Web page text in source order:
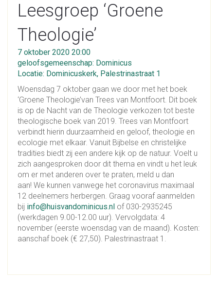
Leesgroep ‘Groene
Theologie’
7 oktober 2020 20:00
geloofsgemeenschap: Dominicus
Locatie: Dominicuskerk, Palestrinastraat 1
Woensdag 7 oktober gaan we door met het boek
‘Groene Theologie’van Trees van Montfoort. Dit boek
is op de Nacht van de Theologie verkozen tot beste
theologische boek van 2019. Trees van Montfoort
verbindt hierin duurzaamheid en geloof, theologie en
ecologie met elkaar. Vanuit Bijbelse en christelijke
tradities biedt zij een andere kijk op de natuur. Voelt u
zich aangesproken door dit thema en vindt u het leuk
om er met anderen over te praten, meld u dan
aan! We kunnen vanwege het coronavirus maximaal
12 deelnemers herbergen. Graag vooraf aanmelden
bij info@huisvandominicus.nl of 030-2935245
(werkdagen 9.00-12.00 uur). Vervolgdata: 4
november (eerste woensdag van de maand). Kosten:
aanschaf boek (€ 27,50). Palestrinastraat 1.